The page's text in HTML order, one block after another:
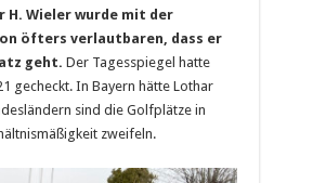
Wieler wurde mit der
öfters verlautbaren, dass er
geht. Der Tagesspiegel hatte
gecheckt. In Bayern hätte Lothar
sind die Golfplätze in
zweifeln.